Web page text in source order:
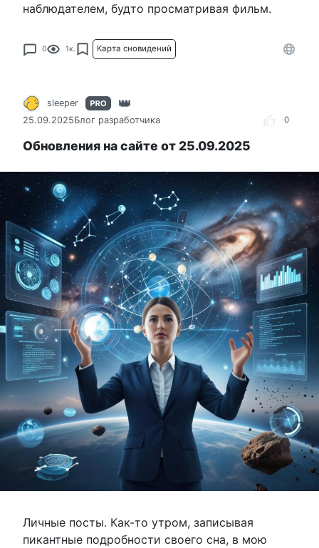
наблюдателем, будто просматривая фильм.
0 1к. Карта сновидений
0
sleeper
25.09.2025Блог разработчика
Обновления на сайте от 25.09.2025
Личные посты. Как-то утром, записывая
пикантные подробности своего сна, в мою